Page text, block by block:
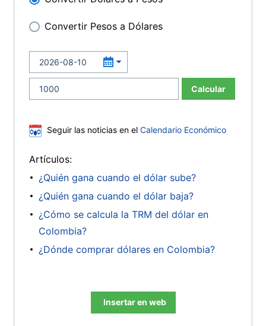
Convertir Pesos a Dólares
Calcular
Seguir las noticias en el Calendario Económico
Artículos:
¿Quién gana cuando el dólar sube?
¿Quién gana cuando el dólar baja?
¿Cómo se calcula la TRM del dólar en
Colombia?
¿Dónde comprar dólares en Colombia?
Insertar en web